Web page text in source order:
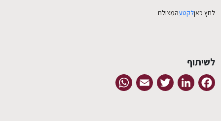
לחץ כאןלקטעהמצולם
לשיתוף
Facebook
LinkedIn
Twitter
Email